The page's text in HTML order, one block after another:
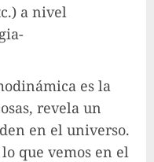
a nivel
es la
revela un
en el universo.
que vemos en el